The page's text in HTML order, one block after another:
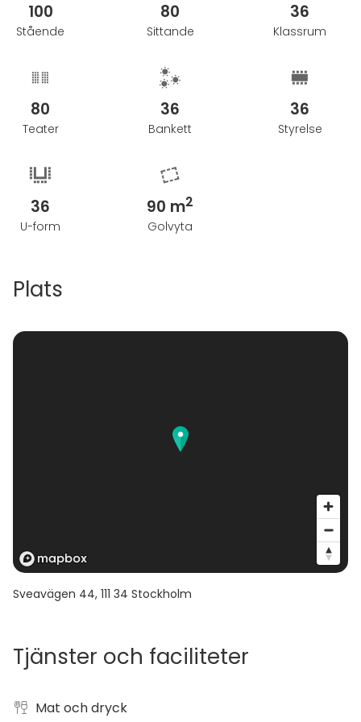
100
Stående
80
Sittande
36
Klassrum
80
Teater
36
Bankett
36
Styrelse
36
U-form
90 m2
Golvyta
Plats
Sveavägen 44, 111 34 Stockholm
Tjänster och faciliteter
Mat och dryck